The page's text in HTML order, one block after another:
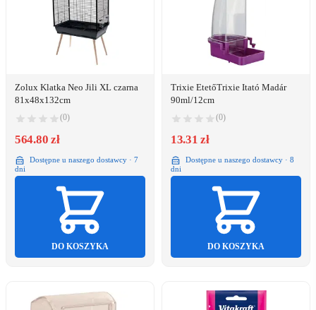
Zolux Klatka Neo Jili XL czarna
81x48x132cm
(0)
564.80 zł
Dostępne u naszego dostawcy · 7
dni
DO KOSZYKA
Trixie EtetőTrixie Itató Madár
90ml/12cm
(0)
13.31 zł
Dostępne u naszego dostawcy · 8
dni
DO KOSZYKA